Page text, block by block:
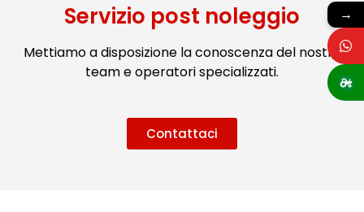
Servizio post noleggio
Mettiamo a disposizione la conoscenza del nostro
team e operatori specializzati.
Contattaci
→